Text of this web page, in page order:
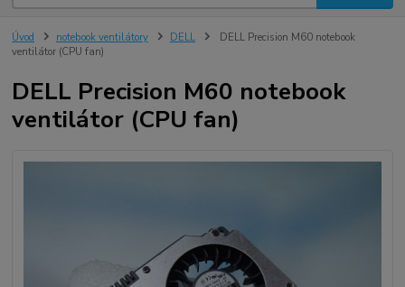
Úvod notebook ventilátory DELL
DELL Precision M60 notebook
ventilátor (CPU fan)
DELL Precision M60 notebook
ventilátor (CPU fan)